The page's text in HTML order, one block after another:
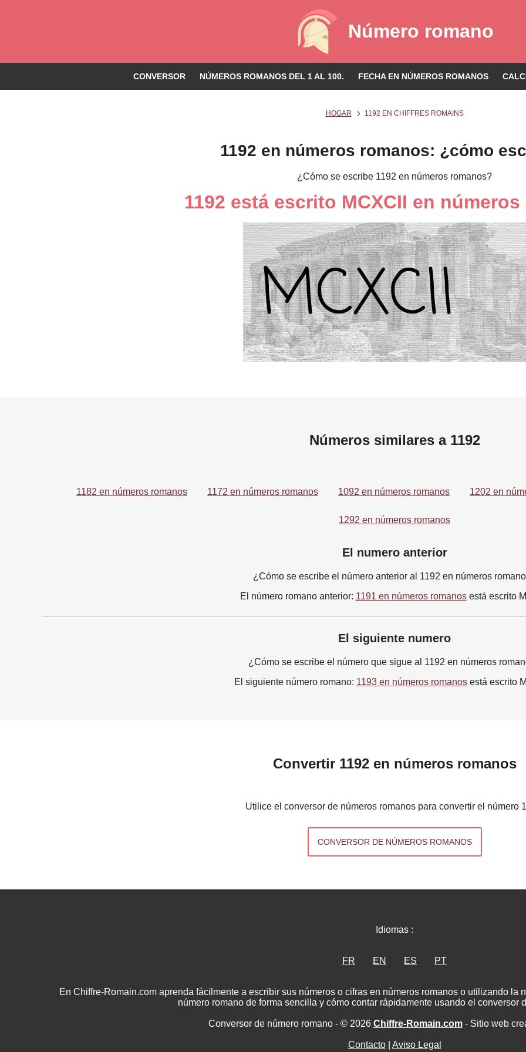
Número romano
CONVERSOR NÚMEROS ROMANOS DEL 1 AL 100. FECHA EN NÚMEROS ROMANOS
HOGAR 1192 EN CHIFFRES ROMAINS
1192 en números romanos: ¿cómo
¿Cómo se escribe 1192 en números romanos?
1192 está escrito MCXCII en
Números similares a 1192
1182 en números romanos 1172 en números romanos 1092 en números romanos 1202 en
1292 en números romanos
El numero anterior
¿Cómo se escribe el número anterior al 1192 en números
El número romano anterior: 1191 en números romanosestá escrito
El siguiente numero
¿Cómo se escribe el número que sigue al 1192 en números
El siguiente número romano: 1193 en números romanos está escrito
Convertir 1192 en números romanos
Utilice el conversor de números romanos para convertir el número
CONVERSOR DE NÚMEROS ROMANOS
Idiomas :
FR EN ES PT
En Chiffre-Romain.com aprenda fácilmente a escribir sus números o cifras en números romanos o utilizando la
número romano de forma sencilla y cómo contar rápidamente usando el conversor
Conversor de número romano - © 2026 Chiffre-Romain.com- Sitio web
Contacto| Aviso Legal